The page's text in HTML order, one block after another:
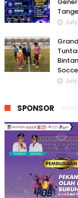
July
July
SPONSOR